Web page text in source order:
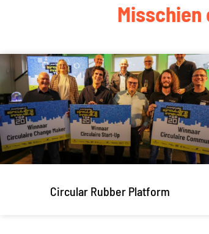
Circular Rubber Platform